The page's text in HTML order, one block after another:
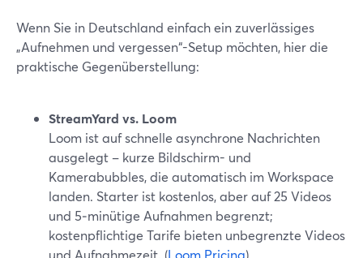
Wenn Sie in Deutschland einfach ein zuverlässiges
„Aufnehmen und vergessen“-Setup möchten, hier die
praktische Gegenüberstellung:
StreamYard vs. Loom
Loom ist auf schnelle asynchrone Nachrichten
ausgelegt – kurze Bildschirm- und
Kamerabubbles, die automatisch im Workspace
landen. Starter ist kostenlos, aber auf 25 Videos
und 5‑minütige Aufnahmen begrenzt;
kostenpflichtige Tarife bieten unbegrenzte Videos
und Aufnahmezeit. (Loom Pricing)